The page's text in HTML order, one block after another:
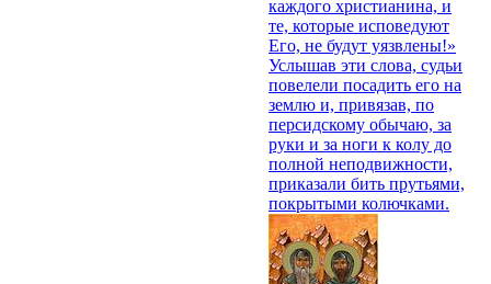
каждого христианина, и
те, которые исповедуют
Его, не будут уязвлены!»
Услышав эти слова, судьи
повелели посадить его на
землю и, привязав, по
персидскому обычаю, за
руки и за ноги к колу до
полной неподвижности,
приказали бить прутьями,
покрытыми колючками.